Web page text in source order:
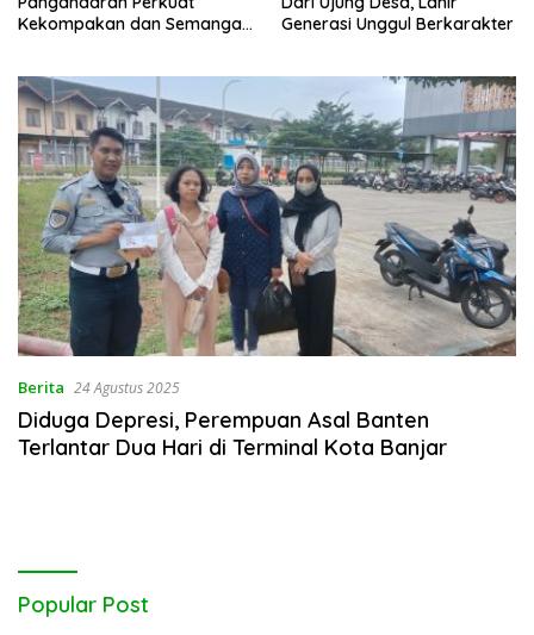
Generasi Unggul Berkarakter
Penggunaan Obat
Berita 24 Agustus 2025
Diduga Depresi, Perempuan Asal Banten
Terlantar Dua Hari di Terminal Kota Banjar
Popular Post